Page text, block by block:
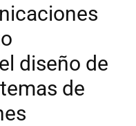
diseño de
de